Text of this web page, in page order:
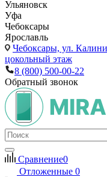
Ульяновск
Уфа
Чебоксары
Ярославль
Чебоксары, ул.
цокольный этаж
8 (800) 500-00-22
Обратный звонок
Сравнение0
Отложенные 0